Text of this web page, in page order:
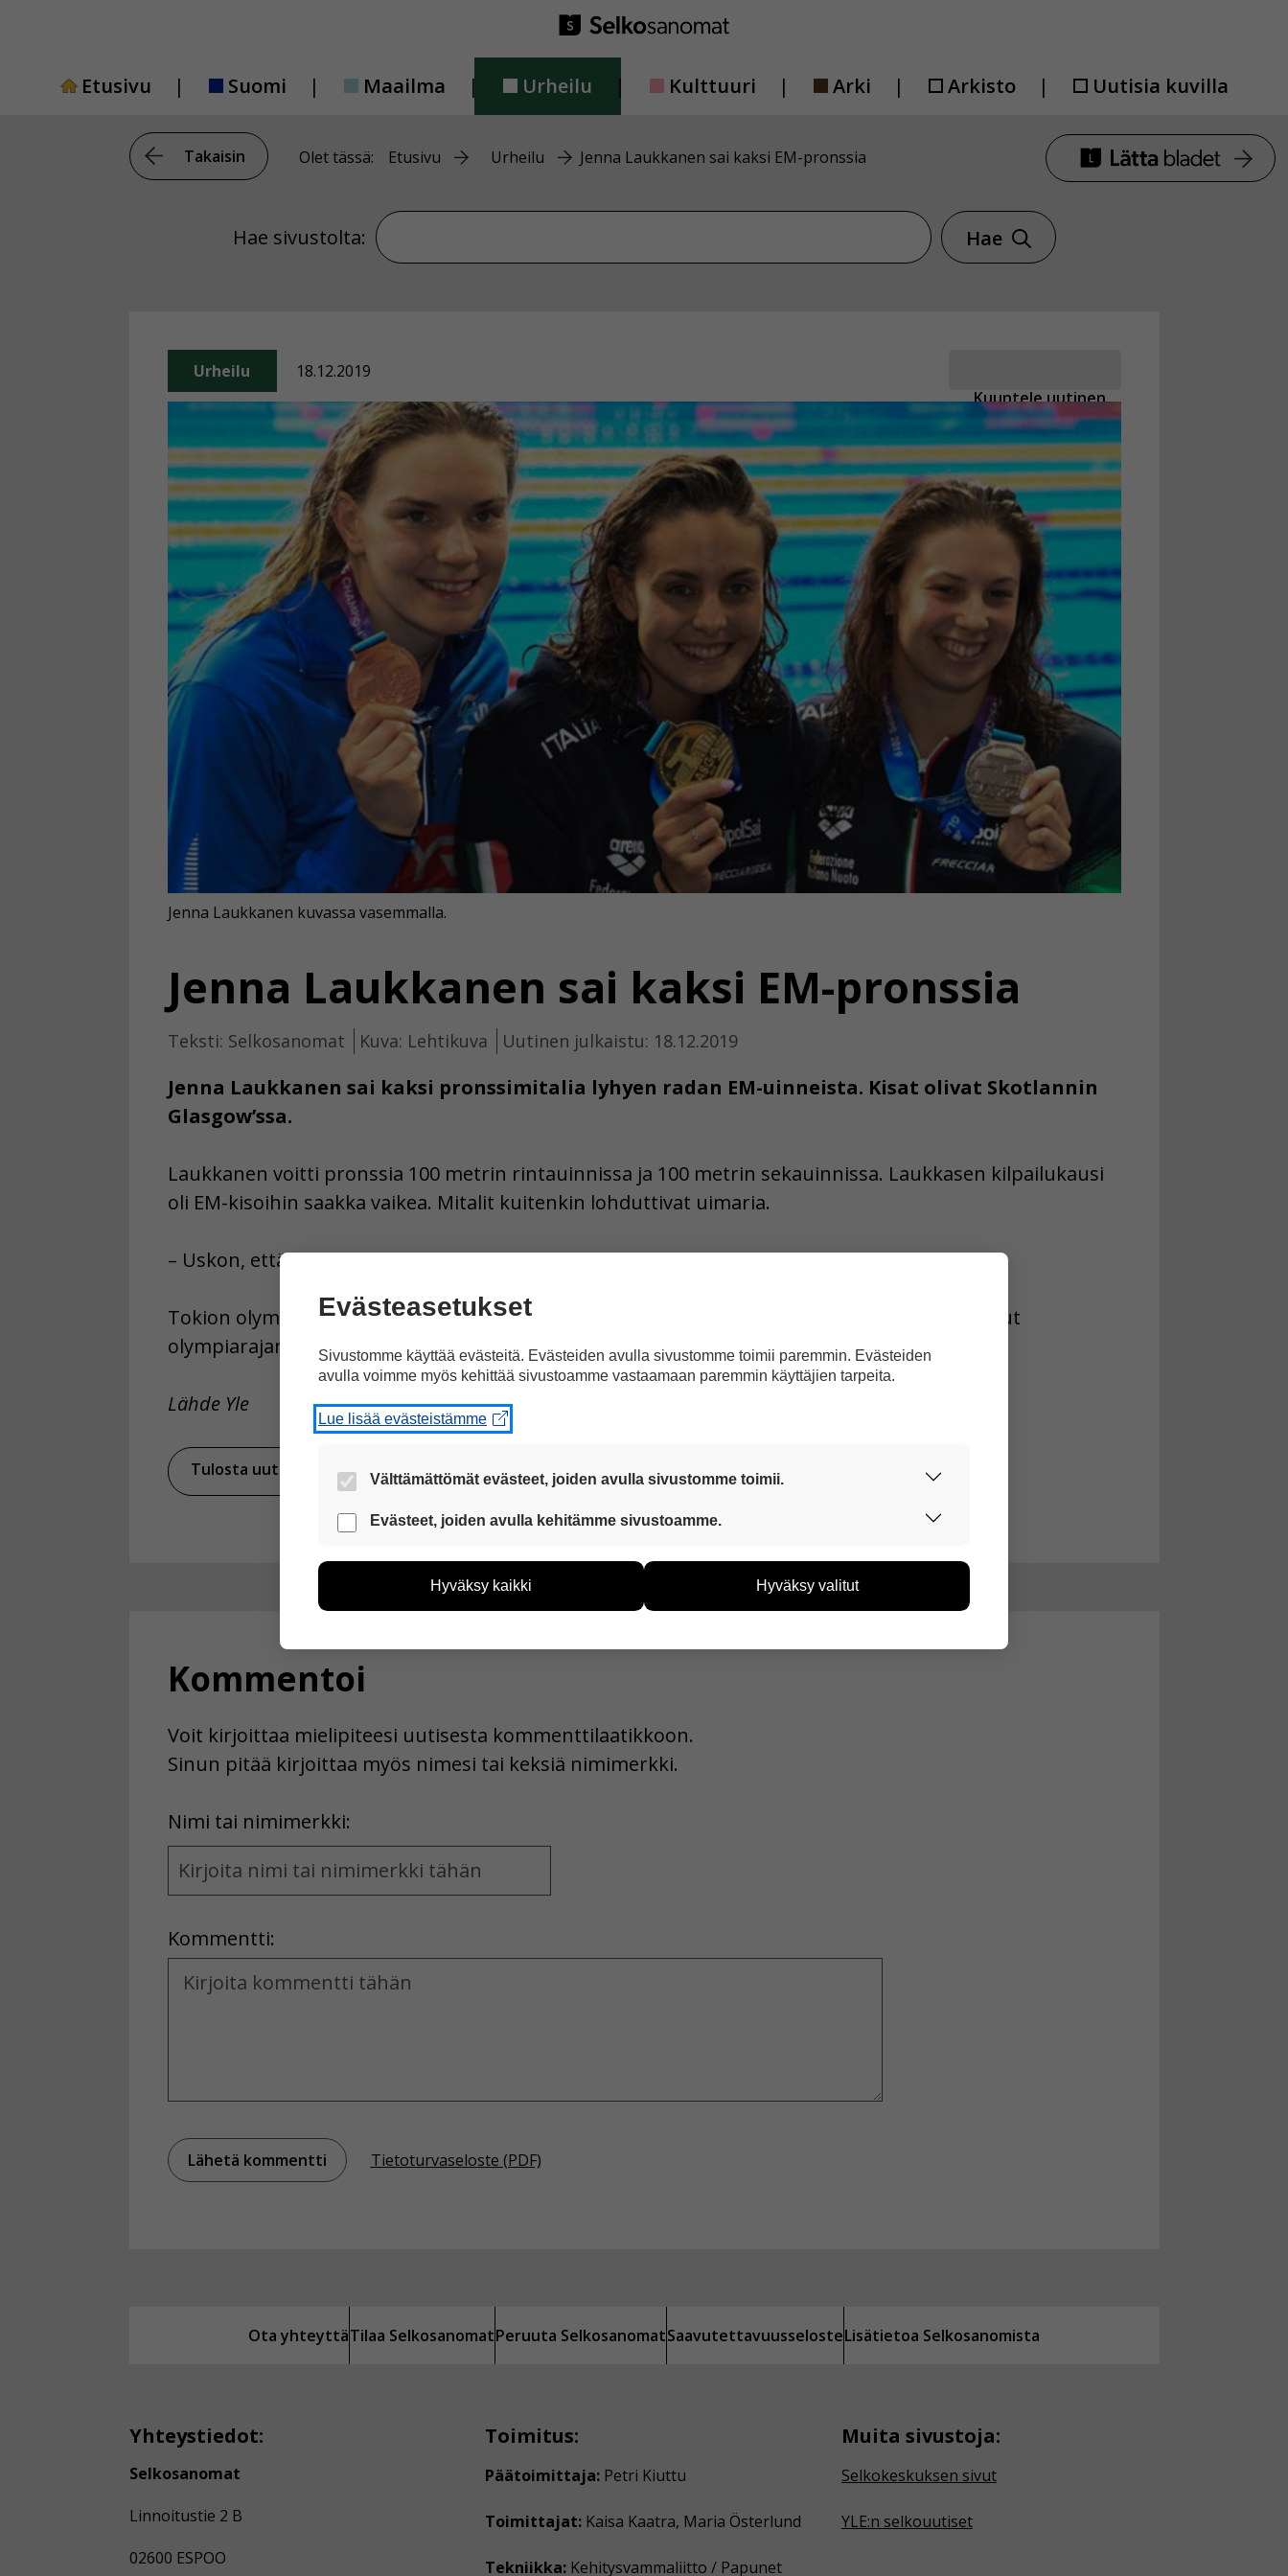
Etusivu
Suomi Maailma Urheilu Kulttuuri Arki Arkisto Uutisia kuvilla
Takaisin Olet tässä: Etusivu Urheilu Jenna Laukkanen sai kaksi EM-pronssia
Hae sivustolta: Hae sivustolta
Hae
Kuuntele uutinen
Urheilu 18.12.2019
Jenna Laukkanen sai kaksi EM-pronssia
Teksti: Selkosanomat Kuva: Lehtikuva Uutinen julkaistu: 18.12.2019
Jenna Laukkanen sai kaksi pronssimitalia lyhyen radan EM-uinneista. Kisat olivat Skotlannin
Glasgow’ssa.
Jenna Laukkanen kuvassa vasemmalla.
Laukkanen voitti pronssia 100 metrin rintauinnissa ja 100 metrin sekauinnissa. Laukkasen kilpailukausi
oli EM-kisoihin saakka vaikea. Mitalit kuitenkin lohduttivat uimaria.
– Uskon, että tämä antaa uutta voimaa ja uskoa.
Tokion olympialaiset ovat ensi kesänä. Vain yksi suomalainen lyhyen radan uimari on rikkonut
olympiarajan tähän mennessä. Hän on Matti Mattsson.
Lähde Yle
Tulosta uutinen
Juttu kuvilla
Jaa Facebookissa
Kommentoi
Voit kirjoittaa mielipiteesi uutisesta kommenttilaatikkoon.
Sinun pitää kirjoittaa myös nimesi tai keksiä nimimerkki.
Nimi tai nimimerkki:
Name
and
Kommentti:
Kommentti
Tietoturvaseloste (PDF)
Ota yhteyttäTilaa SelkosanomatPeruuta SelkosanomatSaavutettavuusselosteLisätietoa Selkosanomista
Yhteystiedot:
Selkosanomat
Linnoitustie 2 B
02600 ESPOO
Toimitus:
Päätoimittaja: Petri Kiuttu
Toimittajat: Kaisa Kaatra, Maria Österlund
Tekniikka: Kehitysvammaliitto / Papunet
Muita sivustoja:
Selkokeskuksen sivut
YLE:n selkouutiset
Evästeasetukset
Sivustomme käyttää evästeitä. Evästeiden avulla sivustomme toimii paremmin. Evästeiden
avulla voimme myös kehittää sivustoamme vastaamaan paremmin käyttäjien tarpeita.
Lue lisää evästeistämme
Välttämättömät evästeet, joiden avulla sivustomme toimii.
Nämä evästeet ovat aina käytössä, jotta sivustoamme voi käyttää sujuvasti ja turvallisesti.
Evästeet, joiden avulla kehitämme sivustoamme.
voimme kehittää sivustoamme vastaamaan paremmin käyttäjien tarpeita. Tietoa kerätään
esimerkiksi kävijämääristä ja siitä, mitä sivuja käytetään ja miten sivuilla liikutaan. Emme
kuitenkaan kerää henkilötietoja kuten nimiä, eikä tietoja voi yhdistää yksittäiseen
Voit valita, hyväksytkö näiden evästeiden käytön.
Hyväksy kaikki Hyväksy valitut